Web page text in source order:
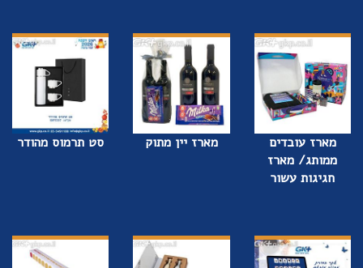
מארז עובדים
ממותג/ מארז
חגיגות עשור
מארז יין מתוק סט תרמוס מהודר